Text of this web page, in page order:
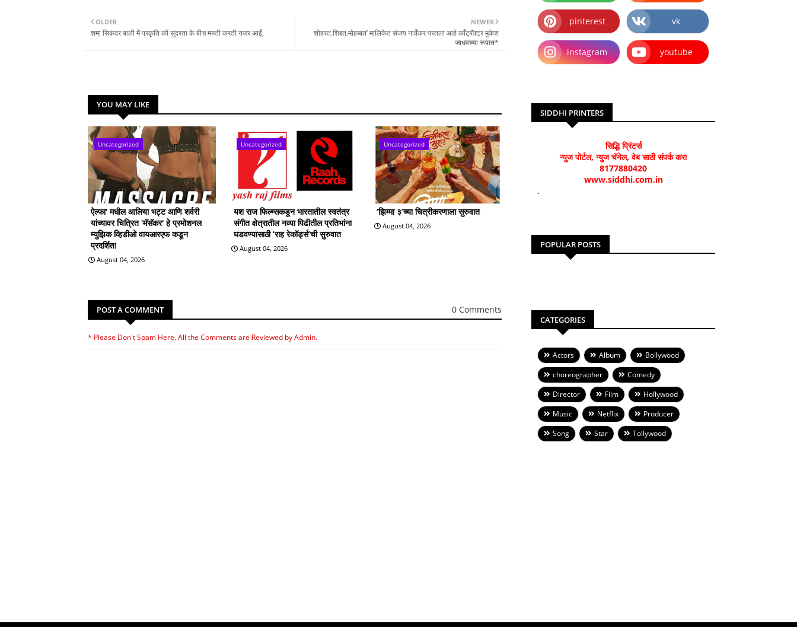
NEWER
शोहरत.शिद्दत.मोहब्बत’ मालिकेत संजय नार्वेकर परतला आहे कॉंट्रॅक्टर मुकेश
जाधवच्या रूपात*
OLDER
शमा सिकंदर बाली में प्रकृति की सुंदरता के बीच मस्ती करती नजर आईं,
YOU MAY LIKE
Uncategorized
ऐल्फा' मधील आलिया भट्ट आणि शर्वरी
यांच्यावर चित्रित 'मॅसॅकर' हे प्रमोशनल
म्युझिक व्हिडीओ वायआरएफ कडून
प्रदर्शित!
August 04, 2026
Uncategorized
यश राज फिल्म्सकडून भारतातील स्वतंत्र
संगीत क्षेत्रातील नव्या पिढीतील प्रतिभांना
घडवण्यासाठी ‘राह रेकॉर्ड्स’ची सुरुवात
August 04, 2026
Uncategorized
‘झिम्मा ३’च्या चित्रीकरणाला सुरुवात
August 04, 2026
POST A COMMENT 0 Comments
* Please Don't Spam Here. All the Comments are Reviewed by Admin.
pinterest vk
instagram youtube
SIDDHI PRINTERS
सिद्धि प्रिंटर्स
न्युज पोर्टल, न्युज चॅनेल, वेब साठी संपर्क करा
8177880420
www.siddhi.com.in
.
POPULAR POSTS
CATEGORIES
Actors Album
Bollywood
choreographer
Comedy
Director
Film
Hollywood
Music
Netflix
Producer
Song
Star Tollywood